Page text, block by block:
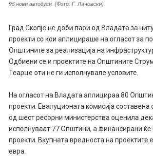
95 нови автобуси. (Фото: Ѓ. Личовски)
Град Скопје не доби пари од Владата за
проекти со кои аплицираше на огласот за
Општините за реализација на
Одбиени се и проектите на Општините
Теарце оти не ги исполнувале условите.
На огласот на Владата аплицираа 80
проекти. Евалуционата комисија составена
од шест ресорни министерства оценила
исполнуваат 77 Општини, а финансирани ќе
проекти. Вкупната вредноста на проектите
евра.